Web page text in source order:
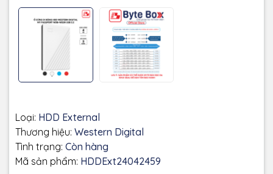
Loại: HDD External
Thương hiệu: Western Digital
Tình trạng: Còn hàng
Mã sản phẩm: HDDExt24042459